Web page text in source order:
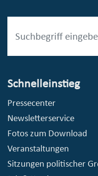
Schnelleinstieg
Pressecenter
Newsletterservice
Fotos zum Download
Veranstaltungen
Sitzungen politischer